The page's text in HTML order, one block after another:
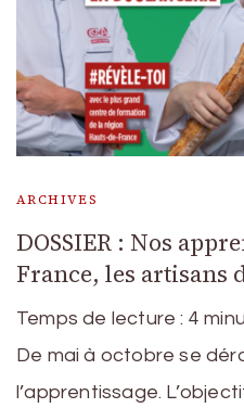
ARCHIVES
DOSSIER : Nos
France, les artisans
Temps de lecture : 4
De mai à octobre se
l’apprentissage.